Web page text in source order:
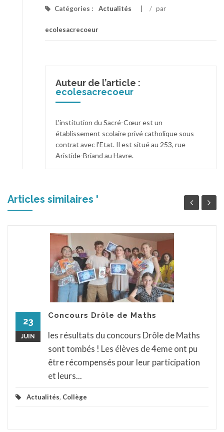
Catégories : Actualités / par
ecolesacrecoeur
Auteur de l’article :
ecolesacrecoeur
L'institution du Sacré-Cœur est un
établissement scolaire privé catholique sous
contrat avec l'Etat. Il est situé au 253, rue
Aristide-Briand au Havre.
Articles similaires '
23
JUIN
Concours Drôle de Maths
les résultats du concours Drôle de Maths
sont tombés ! Les élèves de 4eme ont pu
être récompensés pour leur participation
et leurs...
Actualités, Collège